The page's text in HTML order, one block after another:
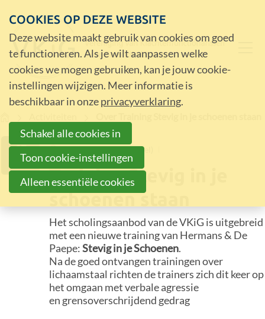
07
OKT
Altrecht Zeist (De Kapel)
Training Stevig in je
schoenen staan
Het scholingsaanbod van de VKiG is uitgebreid
met een nieuwe training van Hermans & De
Paepe:Stevig in je Schoenen.
Na de goed ontvangen trainingen over
lichaamstaal richten de trainers zich dit keer op
het omgaan met verbale agressie
en grensoverschrijdend gedrag
COOKIES OP DEZE WEBSITE
Deze website maakt gebruik van cookies om goed
te functioneren. Als je wilt aanpassen welke
cookies we mogen gebruiken, kan je jouw cookie-
instellingen wijzigen. Meer informatie is
beschikbaar in onzeprivacyverklaring.
Schakel alle cookies in
Toon cookie-instellingen
Alleen essentiële cookies